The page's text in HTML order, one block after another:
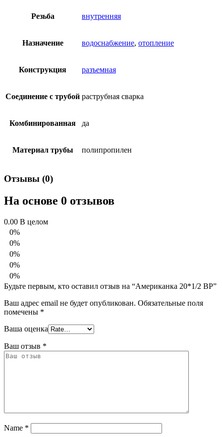
Резьба внутренняя
Назначение водоснабжение, отопление
Конструкция разъемная
Соединение с трубой раструбная сварка
Комбинированная да
Материал трубы полипропилен
Отзывы (0)
На основе 0 отзывов
0.00 В целом
0%
0%
0%
0%
0%
Будьте первым, кто оставил отзыв на “Американка 20*1/2 ВР”
Ваш адрес email не будет опубликован. Обязательные поля
помечены *
Ваша оценка
Ваш отзыв *
Name *